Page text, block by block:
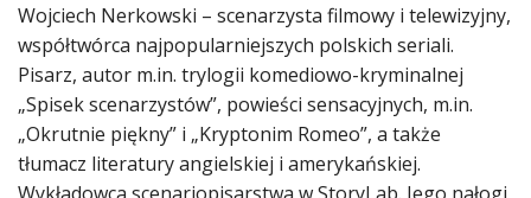
Wojciech Nerkowski – scenarzysta filmowy i telewizyjny,
współtwórca najpopularniejszych polskich seriali.
Pisarz, autor m.in. trylogii komediowo-kryminalnej
„Spisek scenarzystów”, powieści sensacyjnych, m.in.
„Okrutnie piękny” i „Kryptonim Romeo”, a także
tłumacz literatury angielskiej i amerykańskiej.